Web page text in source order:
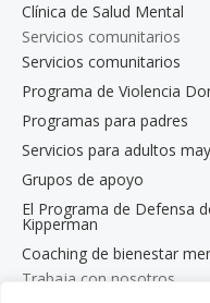
Clínica de Salud Mental
Servicios comunitarios
Servicios comunitarios
Programa de Violencia
Programas para padres
Servicios para adultos
Grupos de apoyo
El Programa de Defensa
Kipperman
Coaching de bienestar
Trabaja con nosotros